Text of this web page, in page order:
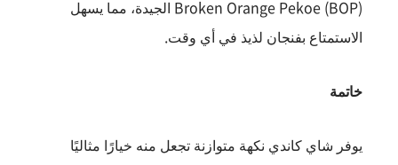
Broken Orange Pekoe (BOP) الجيدة، مما يسهل
الاستمتاع بفنجان لذيذ في أي وقت.
خاتمة
يوفر شاي كاندي نكهة متوازنة تجعل منه خيارًا مثاليًا